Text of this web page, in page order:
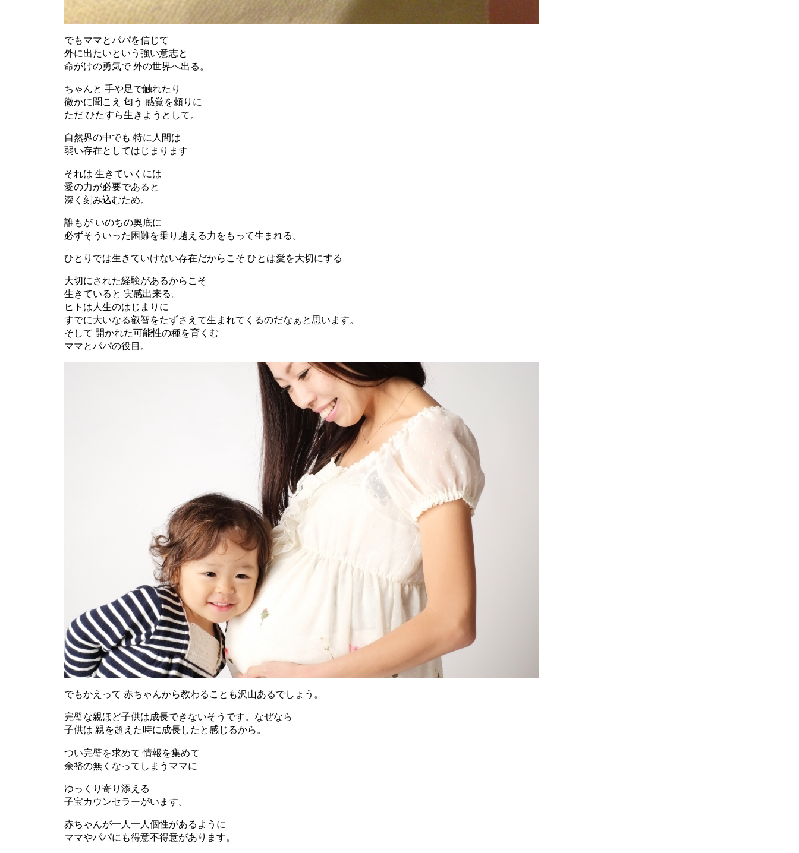
でもママとパパを信じて
外に出たいという強い意志と
命がけの勇気で 外の世界へ出る。
ちゃんと 手や足で触れたり
微かに聞こえ 匂う 感覚を頼りに
ただ ひたすら生きようとして。
自然界の中でも 特に人間は
弱い存在としてはじまります
それは 生きていくには
愛の力が必要であると
深く刻み込むため。
誰もが いのちの奥底に
必ずそういった困難を乗り越える力をもって生まれる。
ひとりでは生きていけない存在だからこそ ひとは愛を大切にする
大切にされた経験があるからこそ
生きていると 実感出来る。
ヒトは人生のはじまりに
すでに大いなる叡智をたずさえて生まれてくるのだなぁと思います。
そして 開かれた可能性の種を育くむ
ママとパパの役目。
でもかえって 赤ちゃんから教わることも沢山あるでしょう。
完璧な親ほど子供は成長できないそうです。なぜなら
子供は 親を超えた時に成長したと感じるから。
つい完璧を求めて 情報を集めて
余裕の無くなってしまうママに
ゆっくり寄り添える
子宝カウンセラーがいます。
赤ちゃんが一人一人個性があるように
ママやパパにも得意不得意があります。